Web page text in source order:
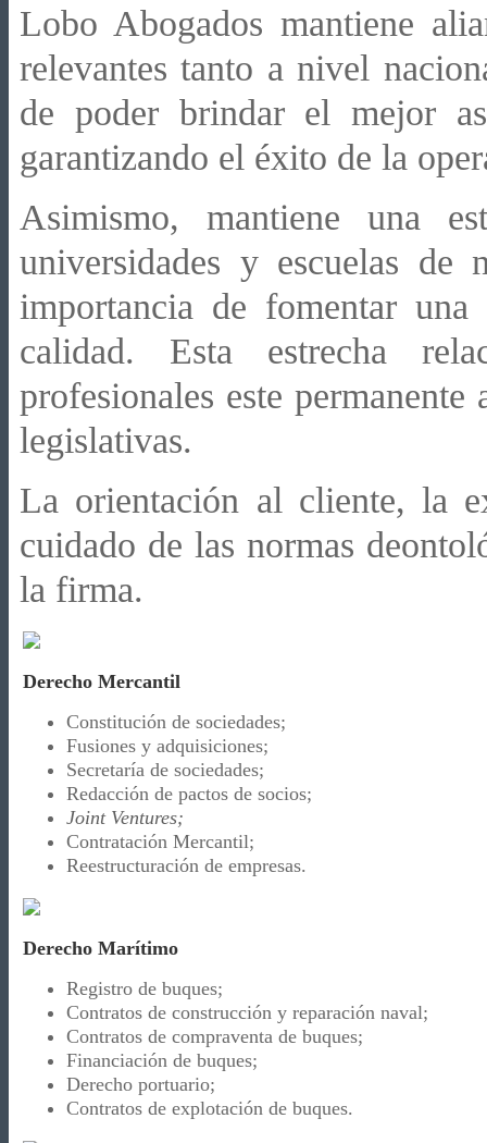
Lobo Abogados mantiene
relevantes tanto a nivel
de poder brindar el mejor
garantizando el éxito de la
Asimismo, mantiene una
universidades y escuelas de
importancia de fomentar
calidad. Esta estrecha
profesionales este
legislativas.
La orientación al cliente, la
cuidado de las normas
la firma.
Derecho Mercantil
Constitución de sociedades;
Fusiones y adquisiciones;
Secretaría de sociedades;
Redacción de pactos de socios;
Joint Ventures;
Contratación Mercantil;
Reestructuración de empresas.
Derecho Marítimo
Registro de buques;
Contratos de construcción y reparación naval;
Contratos de compraventa de buques;
Financiación de buques;
Derecho portuario;
Contratos de explotación de buques.